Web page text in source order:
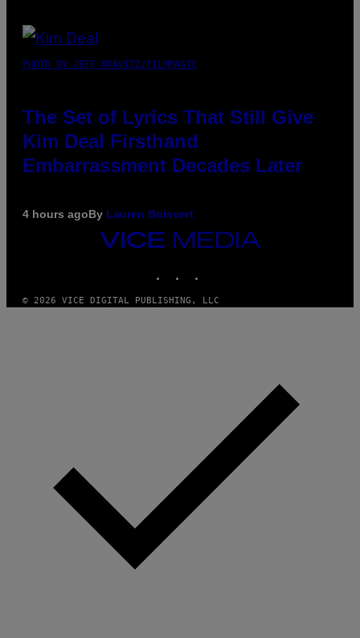
PHOTO BY JEFF KRAVITZ/FILMMAGIC
The Set of Lyrics That Still Give
Kim Deal Firsthand
Embarrassment Decades Later
4 hours agoBy Lauren Boisvert
VICE
© 2026 VICE DIGITAL PUBLISHING, LLC